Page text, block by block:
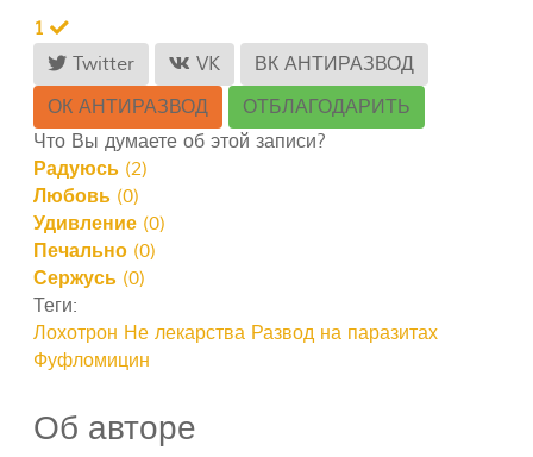
1
Twitter
VK
ВК АНТИРАЗВОД
ОК АНТИРАЗВОД
ОТБЛАГОДАРИТЬ
Что Вы думаете об этой записи?
Радуюсь (2)
Любовь (0)
Удивление (0)
Печально (0)
Сержусь (0)
Теги:
Лохотрон Не лекарства Развод на паразитах
Фуфломицин
Об авторе